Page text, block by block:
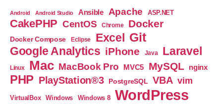
Android Android Studio Ansible Apache ASP.NET
CakePHP CentOS Chrome Docker
Docker Compose Eclipse Excel Git
Google Analytics iPhone Java Laravel
Linux Mac MacBook Pro MVC5 MySQL nginx
PHP PlayStation®3 PostgreSQL VBA vim
VirtualBox Windows Windows 8 WordPress